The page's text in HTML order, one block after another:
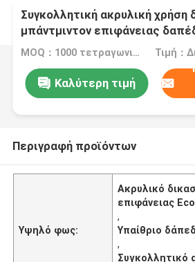
Συγκολλητική ακρυλική χρήση
μπάντμιντον επιφάνειας
Eco υπαίθρια
MOQ：1000 τετραγωνικά μέτρα
Καλύτερη τιμή
Περιγραφή προϊόντων
Υψηλό φως:
Ακρυλικό
επιφάνειας Eco
,
Υπαίθριο
,
Συγκολλητικό